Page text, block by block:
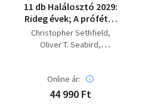
11 db Halálosztó 2029:
Rideg évek; A próféta;
Rajtaütés; Különleges
kommandó;
Vadászok vadásza;
Túlélők háborúja;
Orosz rulett; A
Christopher Sethfield
Oliver T. Seabird
Online ár:
44 990 Ft